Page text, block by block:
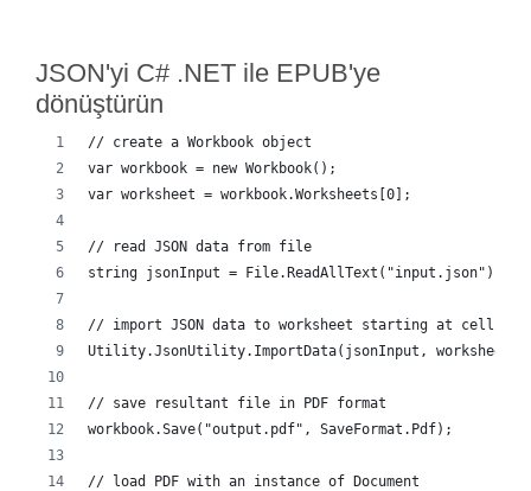
JSON'yi C# .NET ile EPUB'ye
dönüştürün
// create a Workbook object
var workbook = new Workbook();
var worksheet = workbook.Worksheets[0];
// read JSON data from file
string jsonInput = File.ReadAllText("input.json");
// import JSON data to worksheet starting at cell A1
Utility.JsonUtility.ImportData(jsonInput,
// save resultant file in PDF format
workbook.Save("output.pdf", SaveFormat.Pdf);
// load PDF with an instance of Document